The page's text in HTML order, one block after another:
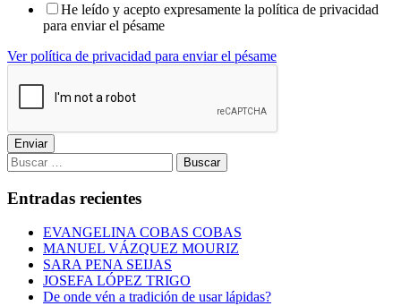
He leído y acepto expresamente la política de privacidad
para enviar el pésame
Ver política de privacidad para enviar el pésame
Enviar
Buscar:
Entradas recientes
EVANGELINA COBAS COBAS
MANUEL VÁZQUEZ MOURIZ
SARA PENA SEIJAS
JOSEFA LÓPEZ TRIGO
De onde vén a tradición de usar lápidas?